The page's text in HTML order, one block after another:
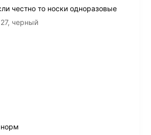
честно то носки одноразовые
черный
норм